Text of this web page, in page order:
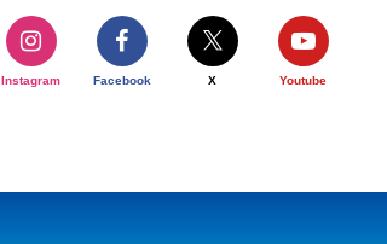
Instagram Facebook X Youtube